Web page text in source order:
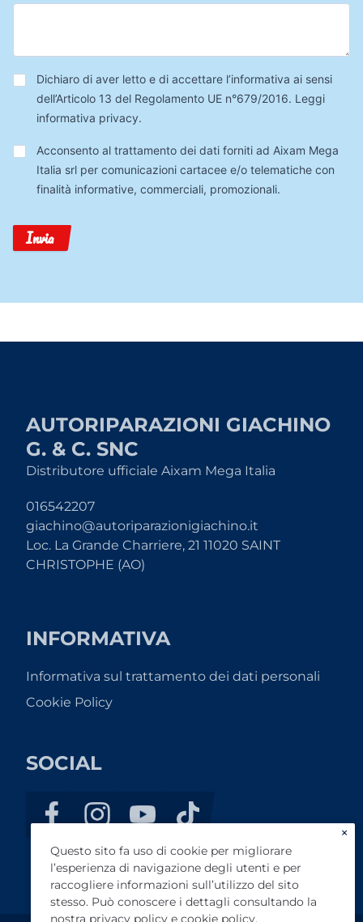
Privacy*
Dichiaro di aver letto e di accettare l’informativa ai sensi
dell’Articolo 13 del Regolamento UE n°679/2016. Leggi
informativa privacy.
Trattamento
Dati
Acconsento al trattamento dei dati forniti ad Aixam Mega
Italia srl per comunicazioni cartacee e/o telematiche con
finalità informative, commerciali, promozionali.
Invia
AUTORIPARAZIONI GIACHINO
G. & C. SNC
Distributore ufficiale Aixam Mega Italia
016542207
giachino@autoriparazionigiachino.it
Loc. La Grande Charriere, 21 11020 SAINT
CHRISTOPHE (AO)
INFORMATIVA
Informativa sul trattamento dei dati personali
Cookie Policy
SOCIAL
×
Questo sito fa uso di cookie per migliorare
l’esperienza di navigazione degli utenti e per
raccogliere informazioni sull’utilizzo del sito
stesso. Può conoscere i dettagli consultando la
nostra privacy policy e cookie policy.